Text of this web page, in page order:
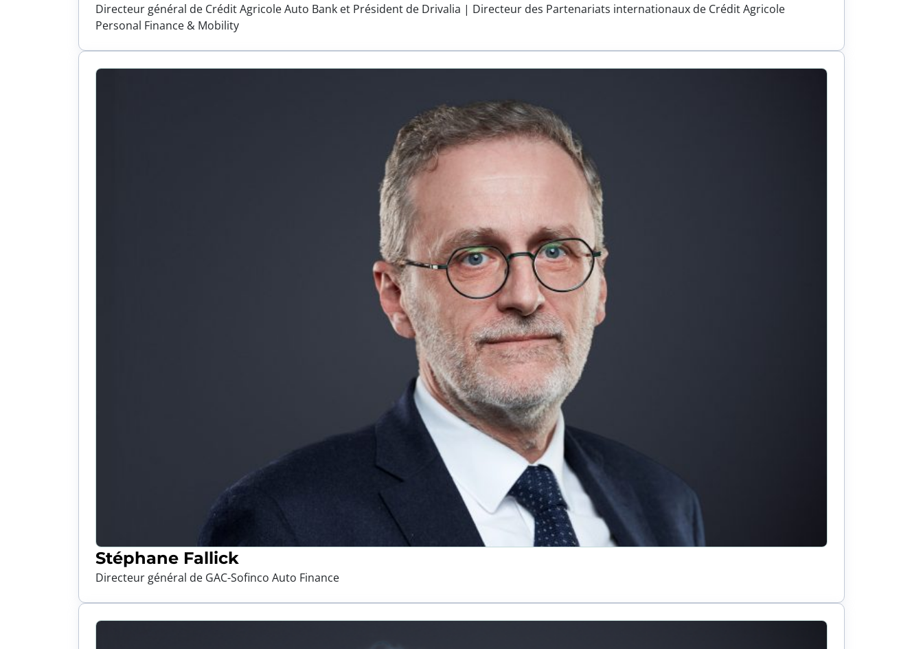
Directeur général de Crédit Agricole Auto Bank et Président de Drivalia | Directeur des Partenariats internationaux de Crédit Agricole
Personal Finance & Mobility
Stéphane Fallick
Directeur général de GAC-Sofinco Auto Finance